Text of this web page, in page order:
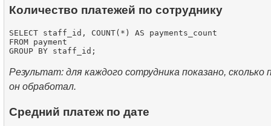
Количество платежей по сотруднику
SELECT staff_id, COUNT(*) AS payments_count
FROM payment
Результат: для каждого сотрудника показано, сколько
он обработал.
Средний платеж по дате